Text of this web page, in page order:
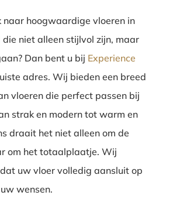
naar hoogwaardige vloeren in
niet alleen stijlvol zijn, maar
Dan bent u bij Experience
adres. Wij bieden een breed
vloeren die perfect passen bij
strak en modern tot warm en
draait het niet alleen om de
om het totaalplaatje. Wij
uw vloer volledig aansluit op
wensen.